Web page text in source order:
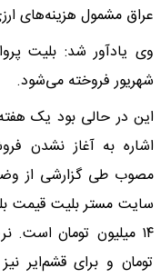
عراق مشمول هزینه‌های
شهریور فروخته می‌شود.
این در حالی بود یک
اشاره به آغاز نشدن
مصوب طی گزارشی از
سایت مستر بلیت قیمت
تومان و برای قشم‌ایر